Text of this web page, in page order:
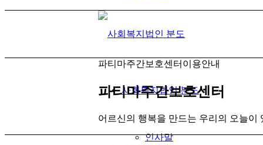
사회복지법인 분도
인사말
파티마주간보호센터 이용안내
파티마주간보호센터
어르신의 행복을 만드는 우리의 오늘이